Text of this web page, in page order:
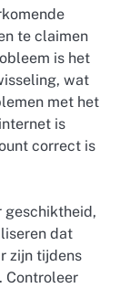
te claimen
is het
wat
met het
is
correct is
geschiktheid,
dat
zijn tijdens
Controleer